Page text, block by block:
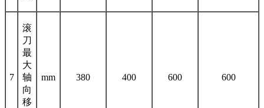
7
滚
刀
最
大
轴
向
移
mm 380 400 600 600